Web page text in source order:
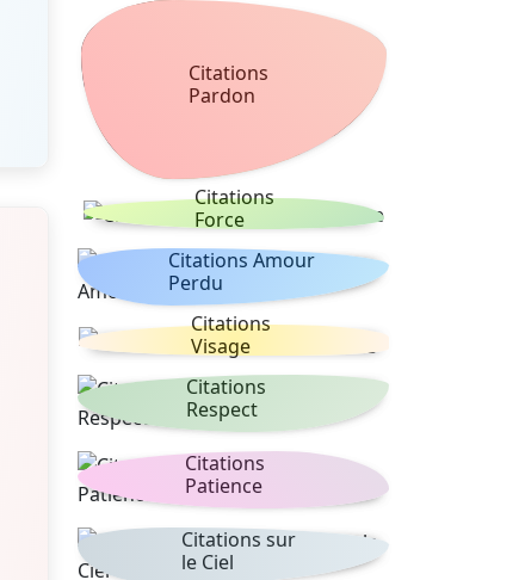
Citations
Pardon
Citations
Force
Citations Amour
Perdu
Citations
Visage
Citations
Respect
Citations
Patience
Citations sur
le Ciel